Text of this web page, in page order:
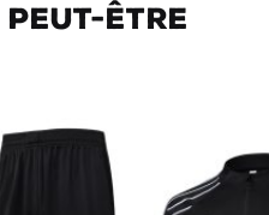
peut-être